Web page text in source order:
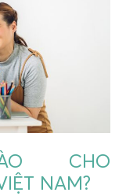
CHO
NAM?